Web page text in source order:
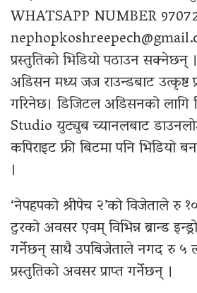
WHATSAPP NUMBER
प्रस्तुतिको भिडियो पठाउन सक्नेछन्
अडिसन मध्य जज राउन्डबाट उत्कृष्ट
गरिनेछ। डिजिटल अडिसनको
Studio युट्युब च्यानलबाट
कपिराइट फ्री बिटमा पनि भिडियो
।
‘नेपहपको श्रीपेच २’को विजेताले रु
टुरको अवसर एवम् विभिन्न ब्रान्ड
गर्नेछन् साथै उपबिजेताले नगद रु ५
प्रस्तुतिको अवसर प्राप्त गर्नेछन् ।